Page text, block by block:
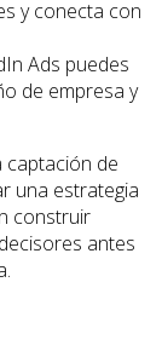
y conecta con
Ads puedes
de empresa y
captación de
una estrategia
construir
antes